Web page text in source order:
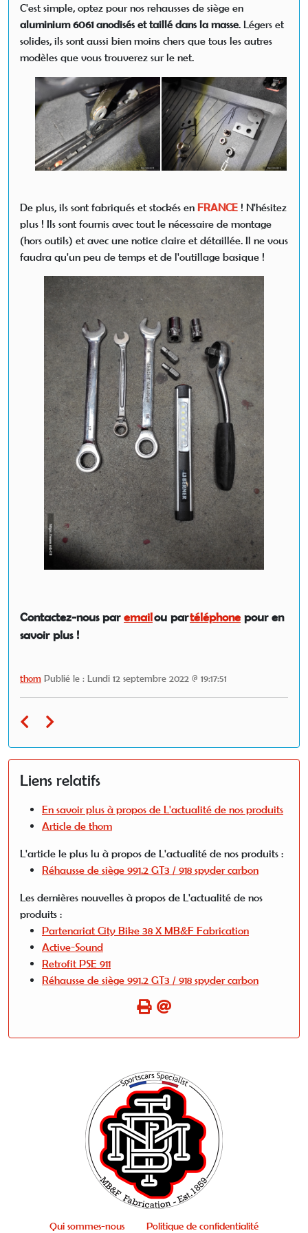
C'est simple, optez pour nos rehausses de siège en
aluminium 6061 anodisés et taillé dans la masse . Légers et
solides, ils sont aussi bien moins chers que tous les autres
modèles que vous trouverez sur le net.
De plus, ils sont fabriqués et stockés en FRANCE ! N'hésitez
plus ! Ils sont fournis avec tout le nécessaire de montage
(hors outils) et avec une notice claire et détaillée. Il ne vous
faudra qu'un peu de temps et de l'outillage basique !
Contactez-nous par emailou partéléphone pour en
savoir plus !
thom Publié le : Lundi 12 septembre 2022 @ 19:17:51
Liens relatifs
En savoir plus à propos de L'actualité de nos produits
Article de thom
L'article le plus lu à propos de L'actualité de nos produits :
Réhausse de siège 991.2 GT3 / 918 spyder carbon
Les dernières nouvelles à propos de L'actualité de nos
produits :
Partenariat City Bike 38 X MB&F Fabrication
Active-Sound
Retrofit PSE 911
Réhausse de siège 991.2 GT3 / 918 spyder carbon
Qui sommes-nous Politique de confidentialité